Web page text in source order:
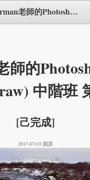
Herman老師的Photoshop(含Camera raw) 中階班 第二期
師的
中階班
[己完成]
2017-07-03 開課